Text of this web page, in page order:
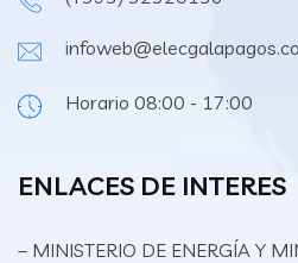
Horario 08:00 - 17:00
ENLACES DE INTERES
– MINISTERIO DE ENERGÍA Y